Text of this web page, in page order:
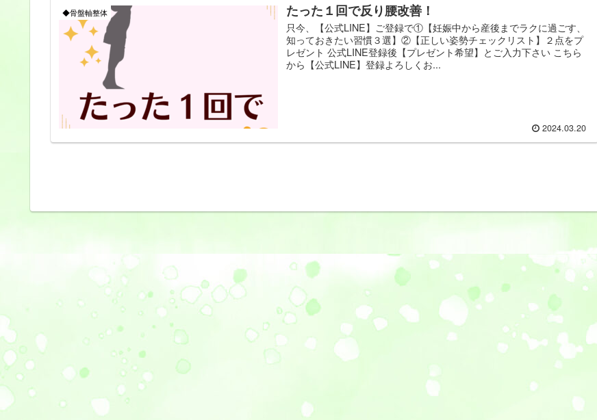
◆骨盤軸整体 たった１回で反り腰改善！
只今、【公式LINE】ご登録で①【妊娠中から産後までラクに過ごす、
知っておきたい習慣３選】②【正しい姿勢チェックリスト】２点をプ
レゼント 公式LINE登録後【プレゼント希望】とご入力下さい こちら
から【公式LINE】登録よろしくお...
2024.03.20